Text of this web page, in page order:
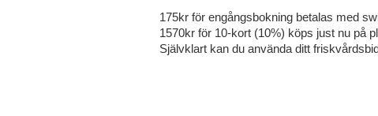
175kr för engångsbokning betalas med
1570kr för 10-kort (10%) köps just nu på
Självklart kan du använda ditt